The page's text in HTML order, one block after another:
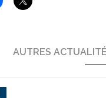
AUTRES